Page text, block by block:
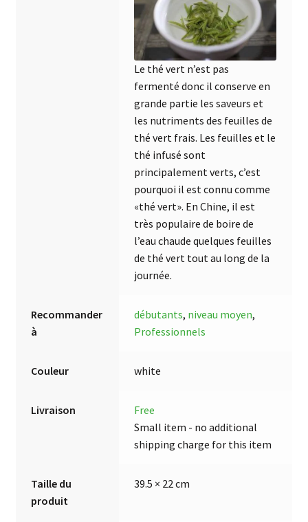
Le thé vert n’est pas
fermenté donc il conserve en
grande partie les saveurs et
les nutriments des feuilles de
thé vert frais. Les feuilles et le
thé infusé sont
principalement verts, c’est
pourquoi il est connu comme
«thé vert». En Chine, il est
très populaire de boire de
l’eau chaude quelques feuilles
de thé vert tout au long de la
journée.
Recommander
à
débutants, niveau moyen,
Professionnels
Couleur white
Livraison
Free
Small item - no additional
shipping charge for this item
Taille du
produit
39.5 × 22 cm